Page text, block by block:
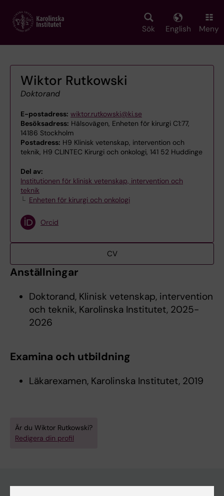
main
Sök English Meny
Wiktor Rutkowski
Doktorand
E-postadress: wiktor.rutkowski@ki.se
Besöksadress: Hälsovägen, Enheten för kirurgi C1:77,
14186 Stockholm
Postadress: H9 Klinisk vetenskap, intervention och
teknik, H9 CLINTEC Kirurgi och onkologi, 141 52 Huddinge
Del av:
Institutionen för klinisk vetenskap, intervention och
teknik
Enheten för kirurgi och onkologi
Orcid
CV
Anställningar
Doktorand, Klinisk vetenskap, intervention
och teknik, Karolinska Institutet, 2025-
2026
Examina och utbildning
Läkarexamen, Karolinska Institutet, 2019
Är du Wiktor Rutkowski?
Redigera din profil